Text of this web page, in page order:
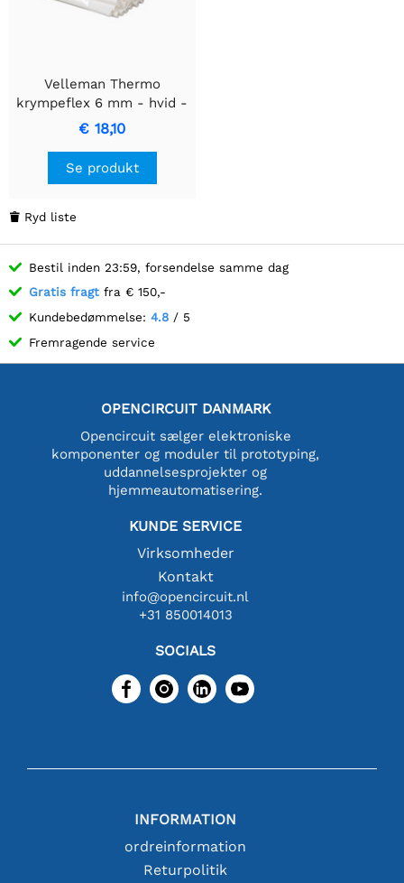
Velleman Thermo
krympeflex 6 mm - hvid -
50 stykker
€ 18,10
Se produkt
 Ryd liste
Bestil inden 23:59, forsendelse samme dag
Gratis fragt fra € 150,-
Kundebedømmelse: 4.8 / 5
Fremragende service
OPENCIRCUIT DANMARK
Opencircuit sælger elektroniske
komponenter og moduler til prototyping,
uddannelsesprojekter og
hjemmeautomatisering.
KUNDE SERVICE
Virksomheder
Kontakt
info@opencircuit.nl
+31 850014013
SOCIALS
INFORMATION
ordreinformation
Returpolitik